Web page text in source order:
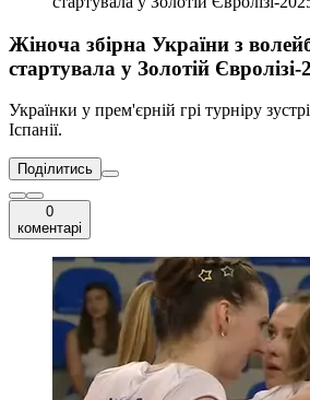
Жіноча збірна України з
стартувала у Золотій Євролізі-
Українки у прем'єрній грі турніру
Іспанії.
Поділитись
0
коментарі